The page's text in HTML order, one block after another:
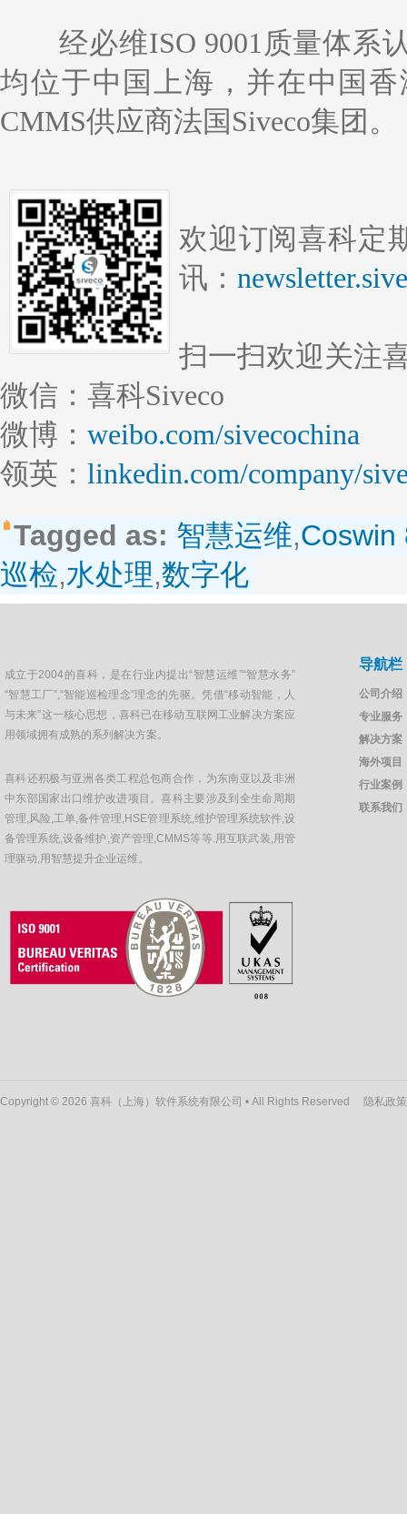
经必维ISO 9001质量体系
均位于中国上海，并在中国
CMMS供应商法国Siveco集团。
欢迎订阅喜科定
讯：
扫一扫欢迎关注
微信：喜科Siveco
微博： weibo.com/sivecochina
领英： linkedin.com/company/
Tagged as: 智慧运维,Coswin
巡检,水处理,数字化
成立于2004的喜科，是在行业内提出“智慧运维”“智慧水务”
“智慧工厂”,“智能巡检理念”理念的先驱。凭借“移动智能，人
与未来”这一核心思想，喜科已在移动互联网工业解决方案应
用领域拥有成熟的系列解决方案。
喜科还积极与亚洲各类工程总包商合作，为东南亚以及非洲
中东部国家出口维护改进项目。喜科主要涉及到全生命周期
管理,风险,工单,备件管理,HSE管理系统,维护管理系统软件,设
备管理系统,设备维护,资产管理,CMMS等等.用互联武装,用管
理驱动,用智慧提升企业运维。
导航栏
公司介绍
专业服务
解决方案
海外项目
行业案例
联系我们
Copyright © 2026 喜科（上海）软件系统有限公司 • All Rights Reserved 隐私政策